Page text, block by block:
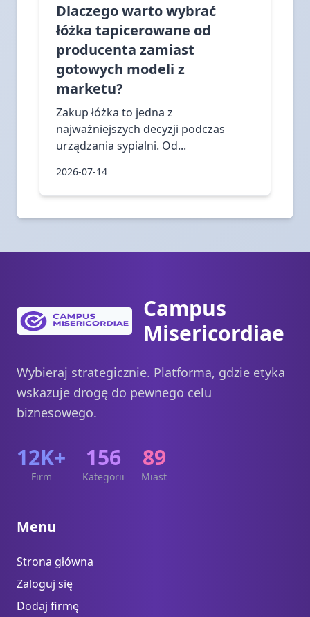
Dlaczego warto wybrać
łóżka tapicerowane od
producenta zamiast
gotowych modeli z
marketu?
Zakup łóżka to jedna z
najważniejszych decyzji podczas
urządzania sypialni. Od...
2026-07-14
Campus
Misericordiae
Wybieraj strategicznie. Platforma, gdzie etyka
wskazuje drogę do pewnego celu
biznesowego.
12K+
Firm
156
Kategorii
89
Miast
Menu
Strona główna
Zaloguj się
Dodaj firmę